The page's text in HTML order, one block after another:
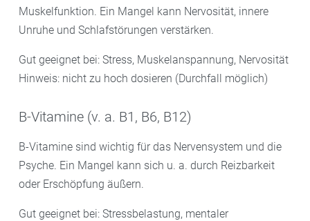
Muskelfunktion. Ein Mangel kann Nervosität, innere
Unruhe und Schlafstörungen verstärken.
Gut geeignet bei: Stress, Muskelanspannung, Nervosität
Hinweis: nicht zu hoch dosieren (Durchfall möglich)
B-Vitamine (v. a. B1, B6, B12)
B-Vitamine sind wichtig für das Nervensystem und die
Psyche. Ein Mangel kann sich u. a. durch Reizbarkeit
oder Erschöpfung äußern.
Gut geeignet bei: Stressbelastung, mentaler